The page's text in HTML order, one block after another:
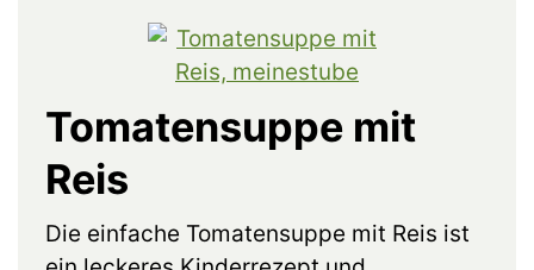
Tomatensuppe mit
Reis
Die einfache Tomatensuppe mit Reis ist